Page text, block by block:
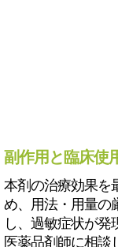
副作用と臨床使
本剤の治療効果を
め、用法・用量の
し、過敏症状が
医薬品剤師に相談